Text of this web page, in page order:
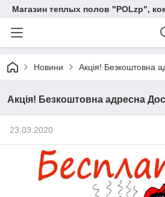
Магазин теплых полов "POLzp",
Новини Акція! Безкоштовна
Акція! Безкоштовна адресна
23.03.2020